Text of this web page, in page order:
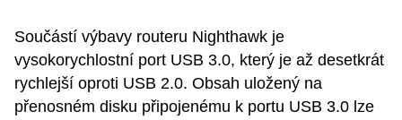
Součástí výbavy routeru Nighthawk je
vysokorychlostní port USB 3.0, který je až desetkrát
rychlejší oproti USB 2.0. Obsah uložený na
přenosném disku připojenému k portu USB 3.0 lze